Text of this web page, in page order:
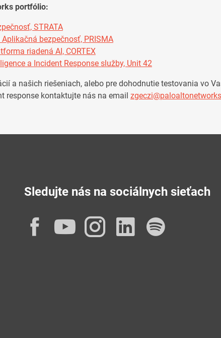
portfólio:
STRATA
bezpečnosť, PRISMA
riadená AI, CORTEX
a Incident Response služby, Unit 42
a našich riešeniach, alebo pre dohodnutie testovania vo
response kontaktujte nás na email
Sledujte nás na sociálnych sieťach
Facebook
YouTube
Instagram
LinkedIn